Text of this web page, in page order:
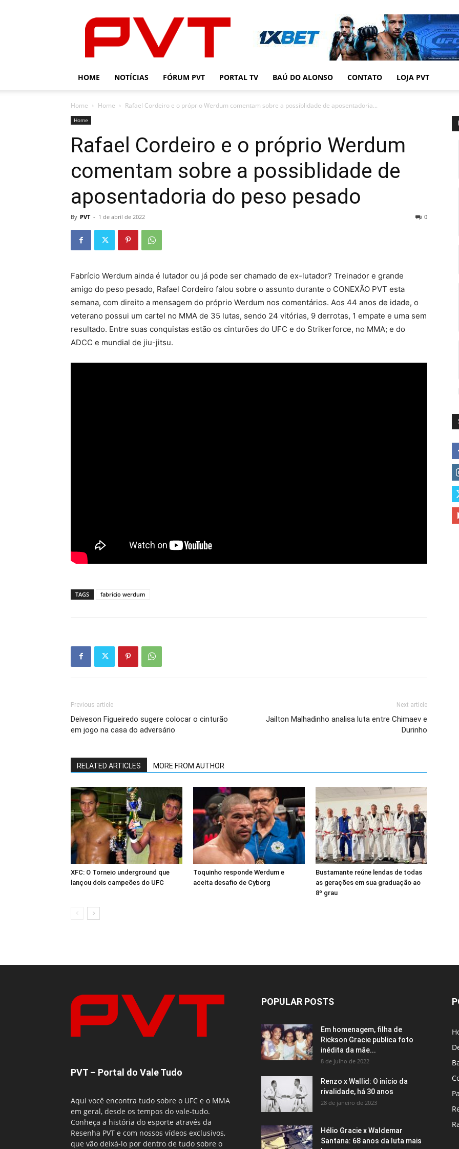
HOME NOTÍCIAS FÓRUM PVT PORTAL TV BAÚ DO ALONSO CONTATO LOJA PVT
Home Home Rafael Cordeiro e o próprio Werdum comentam sobre a possiblidade de aposentadoria...
Home
Rafael Cordeiro e o próprio Werdum
comentam sobre a possiblidade de
aposentadoria do peso pesado
By PVT - 1 de abril de 2022 0
Fabrício Werdum ainda é lutador ou já pode ser chamado de ex-lutador? Treinador e grande
amigo do peso pesado, Rafael Cordeiro falou sobre o assunto durante o CONEXÃO PVT esta
semana, com direito a mensagem do próprio Werdum nos comentários. Aos 44 anos de idade, o
veterano possui um cartel no MMA de 35 lutas, sendo 24 vitórias, 9 derrotas, 1 empate e uma sem
resultado. Entre suas conquistas estão os cinturões do UFC e do Strikerforce, no MMA; e do
ADCC e mundial de jiu-jitsu.
TAGS fabricio werdum
Previous article
Deiveson Figueiredo sugere colocar o cinturão
em jogo na casa do adversário
Next article
Jailton Malhadinho analisa luta entre Chimaev e
Durinho
RELATED ARTICLES MORE FROM AUTHOR
XFC: O Torneio underground que
lançou dois campeões do UFC
Toquinho responde Werdum e
aceita desafio de Cyborg
Bustamante reúne lendas de todas
as gerações em sua graduação ao
8º grau
PVT – Portal do Vale Tudo
Aqui você encontra tudo sobre o UFC e o MMA
em geral, desde os tempos do vale-tudo.
Conheça a história do esporte através da
Resenha PVT e com nossos vídeos exclusivos,
que vão deixá-lo por dentro de tudo sobre o
POPULAR POSTS
Em homenagem, filha de
Rickson Gracie publica foto
inédita da mãe...
8 de julho de 2022
Renzo x Wallid: O início da
rivalidade, há 30 anos
28 de janeiro de 2023
Hélio Gracie x Waldemar
Santana: 68 anos da luta mais